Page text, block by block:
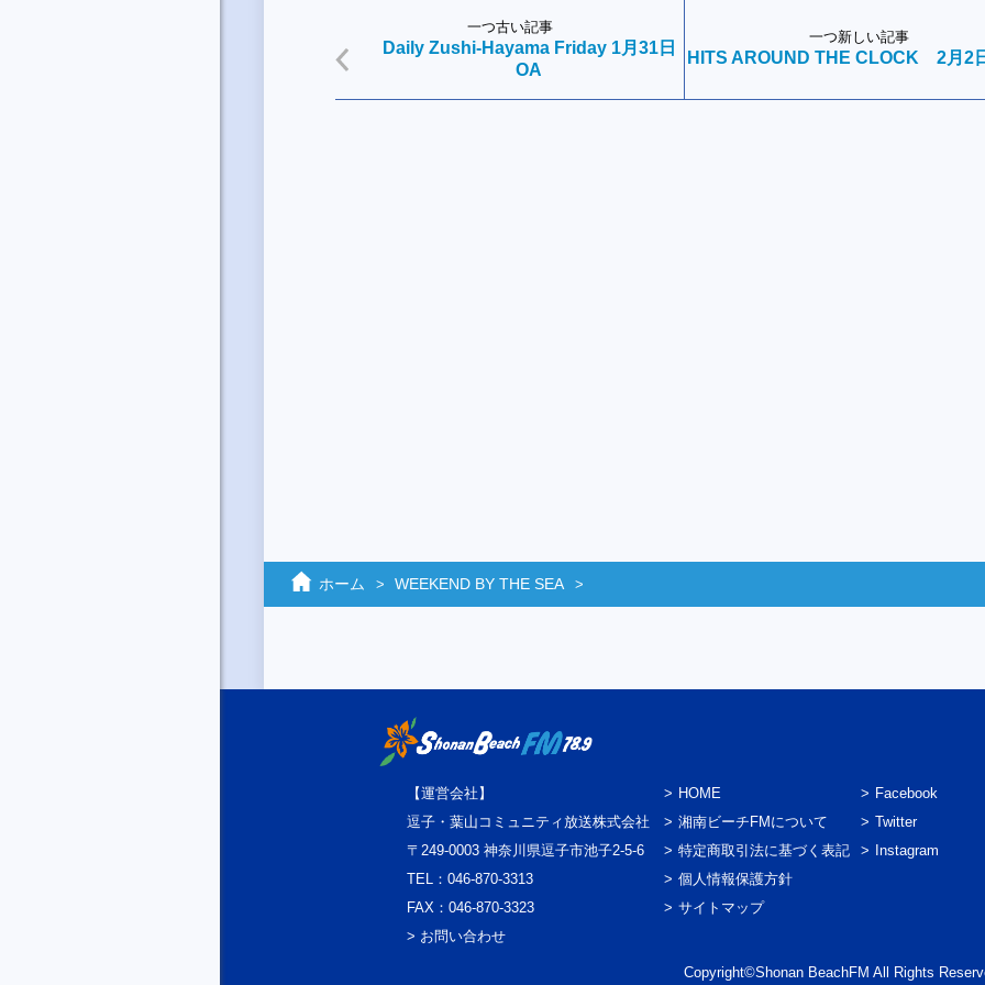
一つ古い記事
Daily Zushi-Hayama Friday 1月31日
OA
一つ新しい記事
HITS AROUND THE CLOCK 2月2
ホーム WEEKEND BY THE SEA
【運営会社】
逗子・葉山コミュニティ放送株式会社
〒249-0003 神奈川県逗子市池子2-5-6
TEL：046-870-3313
FAX：046-870-3323
> お問い合わせ
HOME
湘南ビーチFMについて
特定商取引法に基づく表記
個人情報保護方針
サイトマップ
Facebook
Twitter
Instagram
Copyright©Shonan BeachFM All Rights